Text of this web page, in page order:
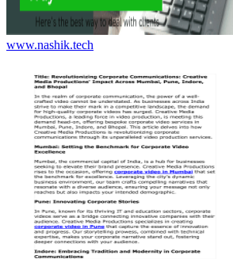
www.nashik.tech